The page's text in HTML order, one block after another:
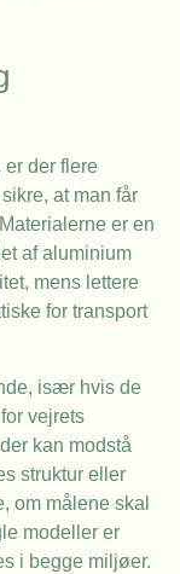
er der flere
at man får
er en
af aluminium
mens lettere
for transport
især hvis de
vejrets
kan modstå
struktur eller
om målene skal
modeller er
i begge miljøer.